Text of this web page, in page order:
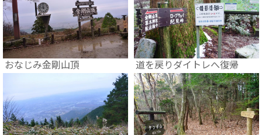
おなじみ金剛山頂 道を戻りダイトレへ復帰